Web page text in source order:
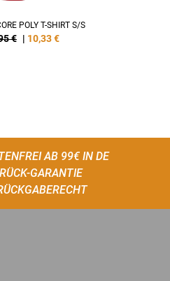
POLY T-SHIRT S/S
€ | 10,33€
AB 99€ IN DE
GARANTIE